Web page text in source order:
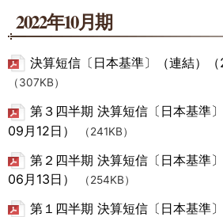
2022年10月期
決算短信〔日本基準〕（連結）（
（307KB）
第３四半期 決算短信〔日本基準
09月12日）
（241KB）
第２四半期 決算短信〔日本基準
06月13日）
（254KB）
第１四半期 決算短信〔日本基準